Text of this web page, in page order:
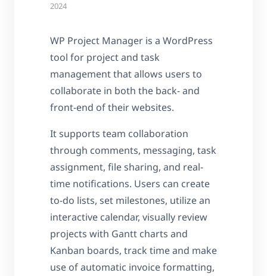
2024
WP Project Manager is a WordPress
tool for project and task
management that allows users to
collaborate in both the back- and
front-end of their websites.
It supports team collaboration
through comments, messaging, task
assignment, file sharing, and real-
time notifications. Users can create
to-do lists, set milestones, utilize an
interactive calendar, visually review
projects with Gantt charts and
Kanban boards, track time and make
use of automatic invoice formatting,